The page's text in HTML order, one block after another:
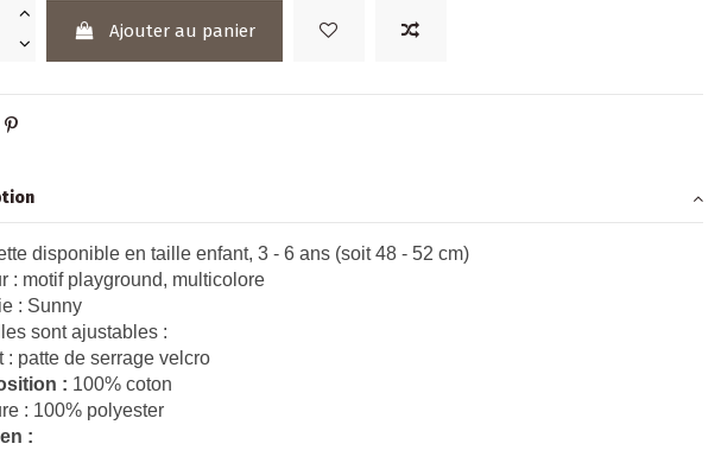
Ajouter au panier
disponible en taille enfant, 3 - 6 ans (soit 48 - 52 cm)
: motif playground, multicolore
: Sunny
sont ajustables :
: patte de serrage velcro
: 100% coton
: 100% polyester
: